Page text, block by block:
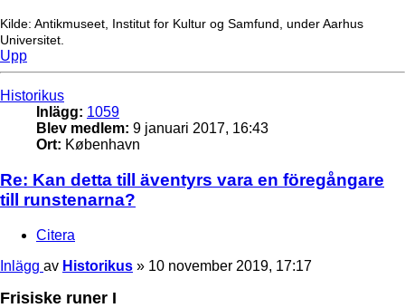
Kilde: Antikmuseet, Institut for Kultur og Samfund, under Aarhus
Universitet.
Upp
Historikus
Inlägg: 1059
Blev medlem: 9 januari 2017, 16:43
Ort: København
Re: Kan detta till äventyrs vara en föregångare
till runstenarna?
Citera
Inlägg av Historikus » 10 november 2019, 17:17
Frisiske runer I